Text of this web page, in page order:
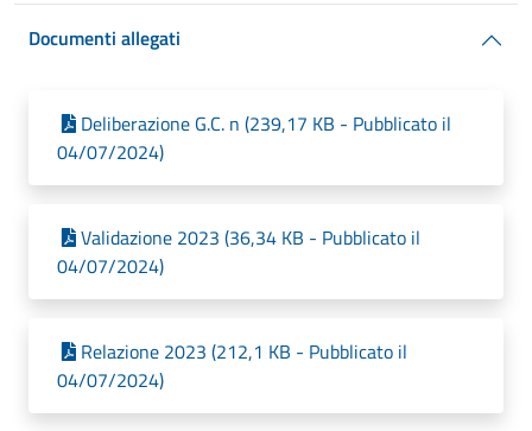
Documenti allegati
Deliberazione G.C. n (239,17 KB - Pubblicato il
04/07/2024)
Validazione 2023 (36,34 KB - Pubblicato il
04/07/2024)
Relazione 2023 (212,1 KB - Pubblicato il
04/07/2024)